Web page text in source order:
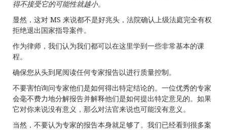
得不接受它的可能性就越小。
显然，这对 MS 来说都不是好兆头，法院确认上级法庭完全有权
拒绝退出国家指导案件。
作为律师，我们认为我们都可以在这里学到一些非常基本的课
程。
确保您从头到尾阅读任何专家报告以进行质量控制。
不要害怕询问专家他们是如何得出特定结论的。一位优秀的专家
会毫不费力地分解报告并解释他们是如何提出特定意见的。如果
它对你来说没有意义，那么对法官来说也可能没有意义。
当然，不要认为专家的报告本身就足够了。我们已经看到很多案